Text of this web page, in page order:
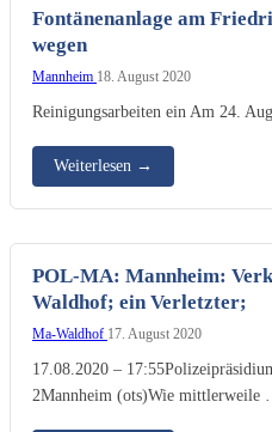
Fontänenanlage am
wegen
Mannheim 18. August 2020
Reinigungsarbeiten ein Am 24.
Weiterlesen →
POL-MA: Mannheim:
Waldhof; ein Verletzter;
Ma-Waldhof 17. August 2020
17.08.2020 –
2Mannheim (ots)Wie mittlerweile …